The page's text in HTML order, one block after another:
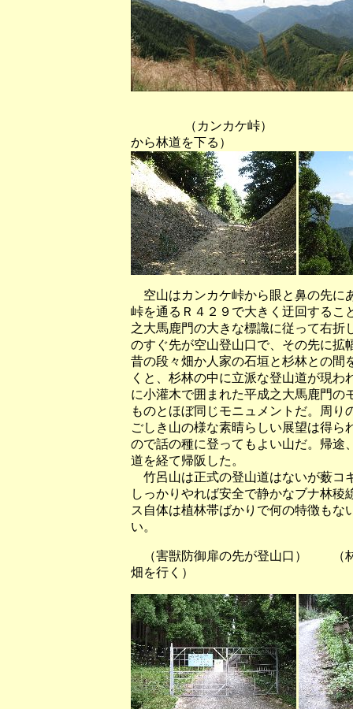
（カンカケ峠） （カンカ
から林道を下る）
空山はカンカケ峠から眼と鼻の先に
峠を通るＲ４２９で大きく迂回するこ
之大馬鹿門の大きな標識に従って右折
のすぐ先が空山登山口で、その先に拡
昔の段々畑か人家の石垣と杉林との間
くと、杉林の中に立派な登山道が現
に小灌木で囲まれた平成之大馬鹿門の
ものとほぼ同じモニュメントだ。周
ごしき山の様な素晴らしい展望は得
ので話の種に登ってもよい山だ。帰途
道を経て帰阪した。
竹呂山は正式の登山道はないが薮コ
しっかりやれば安全で静かなブナ林
ス自体は植林帯ばかりで何の特徴も
い。
（害獣防御扉の先が登山口） （
畑を行く）